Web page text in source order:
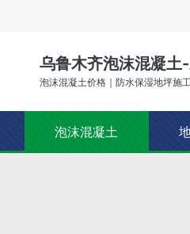
乌鲁木齐泡沫混凝土
泡沫混凝土价格｜防水保湿地坪施
泡沫混凝土